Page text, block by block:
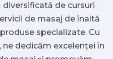
de cursuri
de masaj de înaltă
specializate. Cu
dedicăm excelenței în